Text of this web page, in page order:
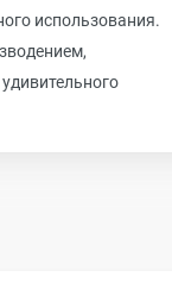
использования.